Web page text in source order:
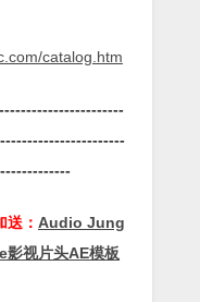
catalog.htm
： Audio Jung
视片头AE模板